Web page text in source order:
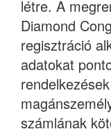
létre. A
Diamond
regisztráció
adatokat
számlának